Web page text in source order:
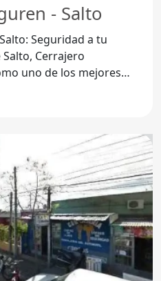
- Salto
Seguridad a tu
uno de los mejores